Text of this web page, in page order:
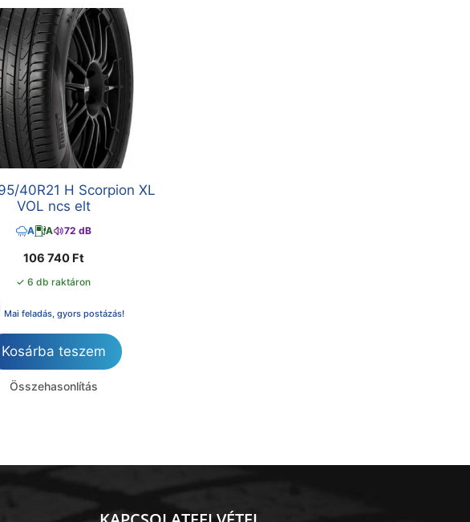
40R21 H Scorpion XL
VOL ncs elt
A A 72 dB
106 740 Ft
✓ 6 db raktáron
Mai feladás, gyors postázás!
Kosárba teszem
Összehasonlítás